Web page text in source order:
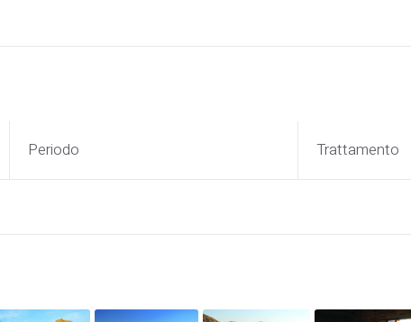
Periodo Trattamento